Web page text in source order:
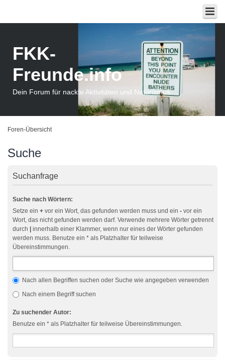
FKK-
Freunde.info
Dein Forum für nackte Aktivitäten und Naturismus
Foren-Übersicht
Suche
Suchanfrage
Suche nach Wörtern:
Setze ein + vor ein Wort, das gefunden werden muss und ein - vor ein
Wort, das nicht gefunden werden darf. Verwende mehrere Wörter getrennt
durch
innerhalb einer Klammer, wenn nur eines der Wörter gefunden
werden muss. Benutze ein * als Platzhalter für teilweise
Übereinstimmungen.
Nach allen Begriffen suchen oder Suche wie angegeben verwenden
Nach einem Begriff suchen
Zu suchender Autor:
Benutze ein * als Platzhalter für teilweise Übereinstimmungen.